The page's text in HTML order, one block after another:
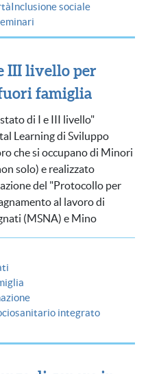
Inclusione sociale
III livello per
famiglia
di I e III livello"
Learning di Sviluppo
che si occupano di Minori
solo) e realizzato
del "Protocollo per
al lavoro di
(MSNA) e Mino
integrato